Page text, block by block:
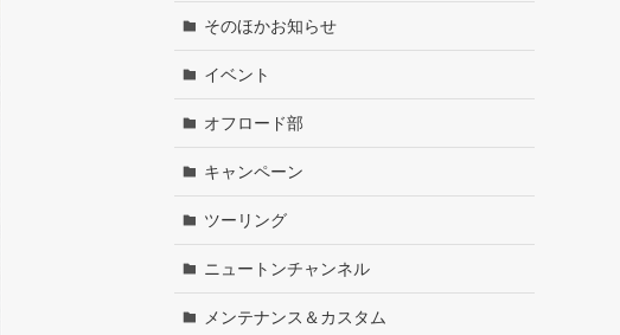
そのほかお知らせ
イベント
オフロード部
キャンペーン
ツーリング
ニュートンチャンネル
メンテナンス＆カスタム